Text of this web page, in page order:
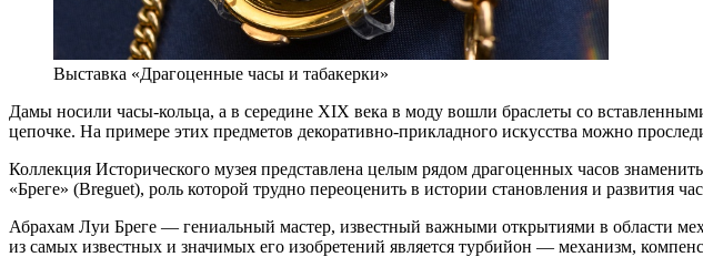
Выставка «Драгоценные часы и табакерки»
Дамы носили часы-кольца, а в середине XIX века в моду вошли браслеты со
цепочке. На примере этих предметов декоративно-прикладного искусства можно
Коллекция Исторического музея представлена целым рядом драгоценных часов
«Бреге» (Breguet), роль которой трудно переоценить в истории становления и развития
Абрахам Луи Бреге — гениальный мастер, известный важными открытиями в области
из самых известных и значимых его изобретений является турбийон — механизм,